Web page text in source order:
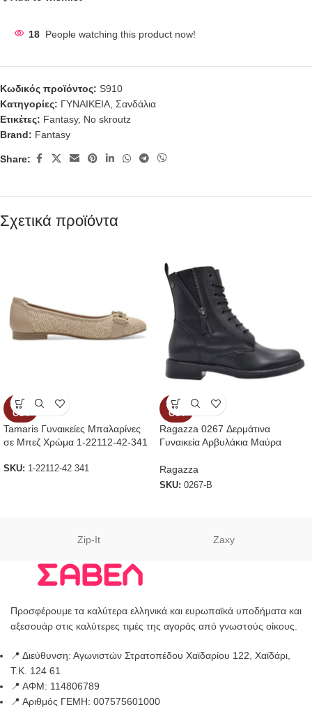
18 People watching this product now!
Κωδικός προϊόντος: S910
Κατηγορίες: ΓΥΝΑΙΚΕΙΑ Σανδάλια
Ετικέτες: Fantasy, No skroutz
Brand: Fantasy
Share:
Σχετικά προϊόντα
SOLD
OUT
Tamaris Γυναικείες Μπαλαρίνες
σε Μπεζ Χρώμα 1-22112-42-341
SKU: 1-22112-42 341
SOLD
OUT
Ragazza 0267 Δερμάτινα
Γυναικεία Αρβυλάκια Μαύρα
Ragazza
SKU: 0267-B
Zip-It Zaxy
Προσφέρουμε τα καλύτερα ελληνικά και ευρωπαϊκά υποδήματα και
αξεσουάρ στις καλύτερες τιμές της αγοράς από γνωστούς οίκους.
📍 Διεύθυνση: Αγωνιστών Στρατοπέδου Χαϊδαρίου 122, Χαϊδάρι,
Τ.Κ. 124 61
📍 ΑΦΜ: 114806789
📍 Αριθμός ΓΕΜΗ: 007575601000